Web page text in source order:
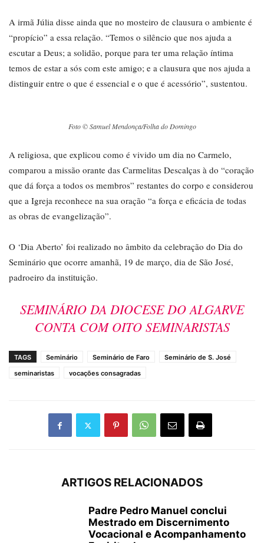
A irmã Júlia disse ainda que no mosteiro de clausura o ambiente é
“propício” a essa relação. “Temos o silêncio que nos ajuda a
escutar a Deus; a solidão, porque para ter uma relação íntima
temos de estar a sós com este amigo; e a clausura que nos ajuda a
distinguir entre o que é essencial e o que é acessório”, sustentou.
Foto © Samuel Mendonça/Folha do Domingo
A religiosa, que explicou como é vivido um dia no Carmelo,
comparou a missão orante das Carmelitas Descalças à do “coração
que dá força a todos os membros” restantes do corpo e considerou
que a Igreja reconhece na sua oração “a força e eficácia de todas
as obras de evangelização”.
O ‘Dia Aberto’ foi realizado no âmbito da celebração do Dia do
Seminário que ocorre amanhã, 19 de março, dia de São José,
padroeiro da instituição.
SEMINÁRIO DA DIOCESE DO ALGARVE
CONTA COM OITO SEMINARISTAS
TAGS Seminário Seminário de Faro
Seminário de S. José
seminaristas
vocações consagradas
ARTIGOS RELACIONADOS
Padre Pedro Manuel conclui
Mestrado em Discernimento
Vocacional e Acompanhamento